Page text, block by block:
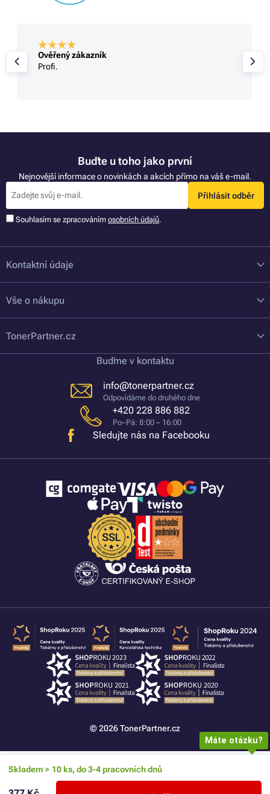
Skladem > 10 ks, do 3-4 pracovních dnů
Ověřený zákazník
Profi.
Buďte u toho jako první
Nejnovější informace o novinkách a akcích přímo na váš e-mail.
Přihlásit odběr
Souhlasím se zpracováním osobních údajů.
Kontaktní údaje
Vše o nákupu
TonerPartner.cz
Buďme v kontaktu
info@tonerpartner.cz
Odpovídáme do druhého dne
+420 228 886 882
Po–Pá: 8:00 – 16:00
Sledujte nás na Facebooku
© 2026 TonerPartner.cz
Máte otázku?